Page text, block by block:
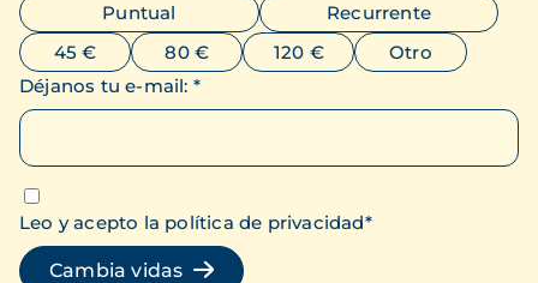
Puntual
Recurrente
45 €
80 € 120 €
Otro
Déjanos tu e-mail: *
Leo y acepto la política de privacidad*
Cambia vidas